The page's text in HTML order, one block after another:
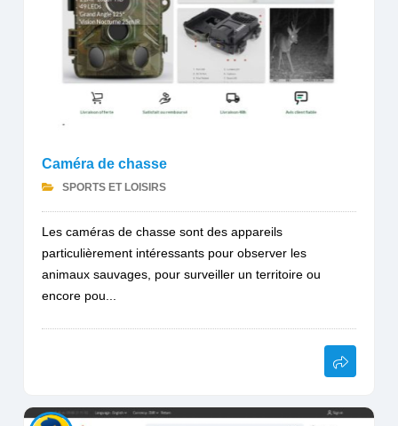
Caméra de chasse
SPORTS ET LOISIRS
Les caméras de chasse sont des appareils
particulièrement intéressants pour observer les
animaux sauvages, pour surveiller un territoire ou
encore pou...